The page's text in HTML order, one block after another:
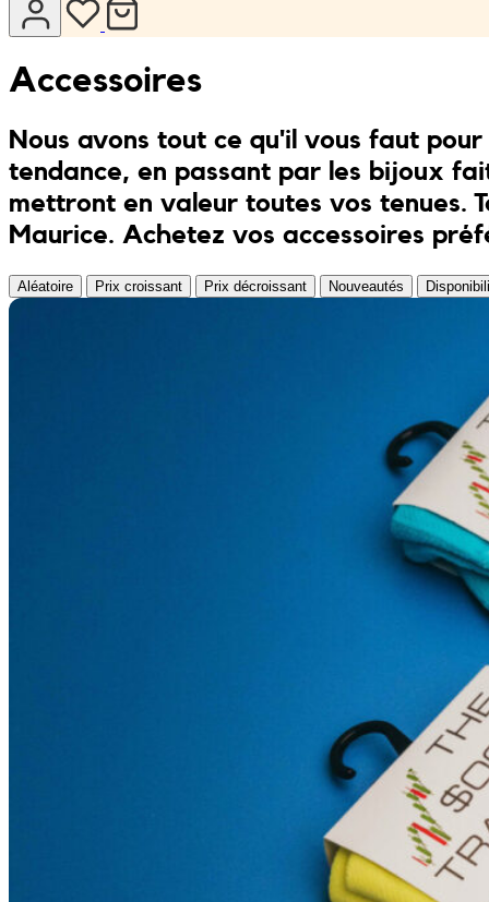
Accessoires
Nous avons tout ce qu'il vous faut
tendance, en passant par les bijoux
mettront en valeur toutes vos tenues.
Maurice. Achetez vos accessoires
Aléatoire Prix croissant Prix décroissant Nouveautés
Maillots de bain
Ensembles
Le P’tit Atelier
Le Rendez-Vous
Libertie